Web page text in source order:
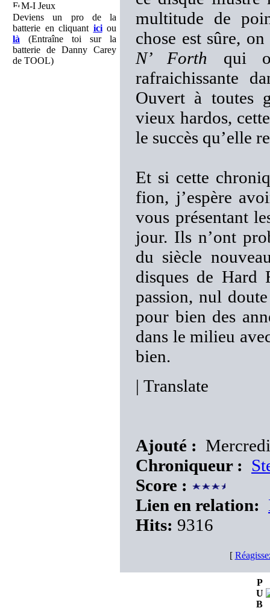
M-I Jeux
Deviens un pro de la
batterie en cliquant iciou
là (Entraîne toi sur la
batterie de Danny Carey
de TOOL)
multitude de
chose est sûre,
N’ Forth qui
rafraichissante
Ouvert à toutes
vieux hardos,
le succès qu’elle
Et si cette
fion, j’espère
vous présentant
jour. Ils n’ont
du siècle
disques de Hard
passion, nul
pour bien des
dans le milieu
bien.
| Translate
Ajouté :
Chroniqueur :
Score :
Lien en relation:
Hits: 9316
[
P
U
B